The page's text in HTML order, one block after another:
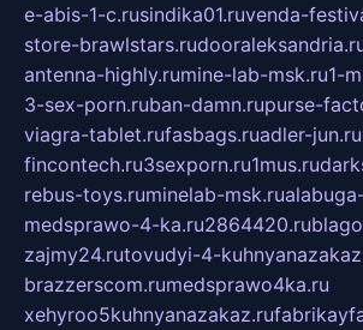
e-abis-1-c.rusindika01.ruvenda-
store-brawlstars.ru
antenna-highly.rumine-lab-msk.ru1-
3-sex-porn.ruban-damn.rupurse-
viagra-tablet.rufasbags.ruadler-jun.ru
fincontech.ru3sexporn.ru1mus.ru
rebus-toys.ruminelab-msk.ru
medsprawo-4-ka.ru2864420.ru
zajmy24.rutovudyi-4-
brazzerscom.rumedsprawo4ka.ru
xehyroo5kuhnyanazakaz.ru